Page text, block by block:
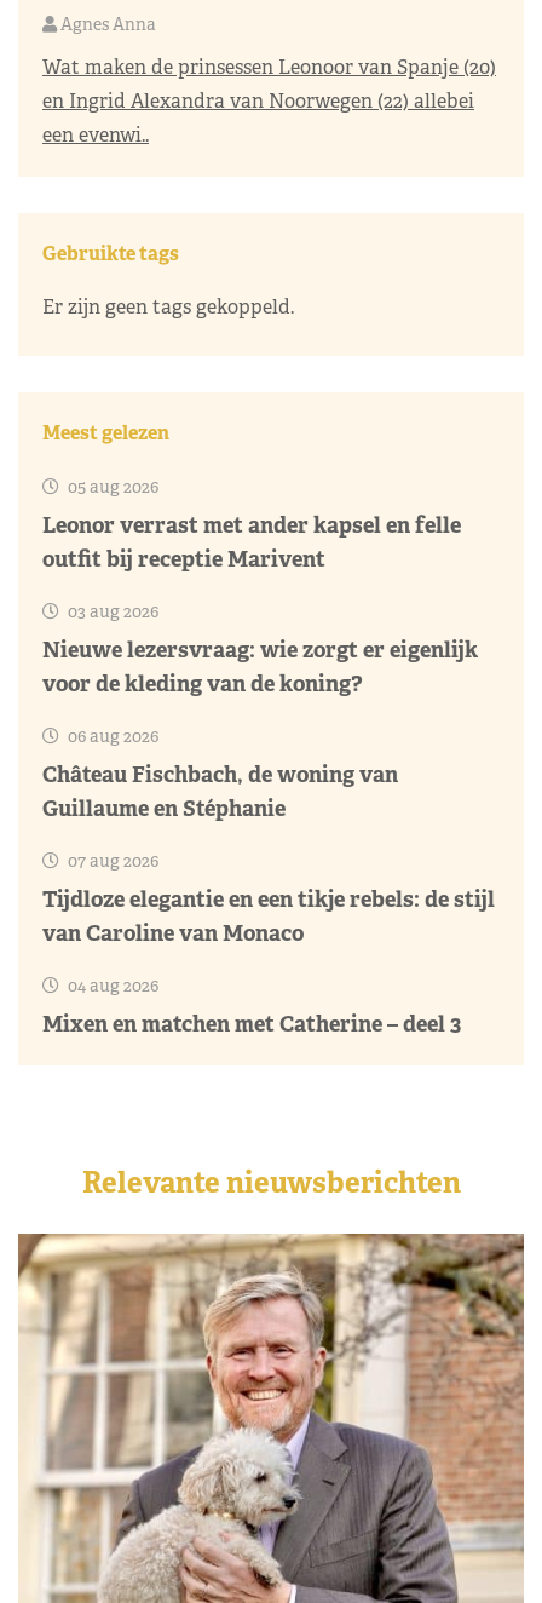
Agnes Anna
Wat maken de prinsessen Leonoor van Spanje (20)
en Ingrid Alexandra van Noorwegen (22) allebei
een evenwi..
Gebruikte tags
Er zijn geen tags gekoppeld.
Meest gelezen
05 aug 2026
Leonor verrast met ander kapsel en felle
outfit bij receptie Marivent
03 aug 2026
Nieuwe lezersvraag: wie zorgt er eigenlijk
voor de kleding van de koning?
06 aug 2026
Château Fischbach, de woning van
Guillaume en Stéphanie
07 aug 2026
Tijdloze elegantie en een tikje rebels: de stijl
van Caroline van Monaco
04 aug 2026
Mixen en matchen met Catherine – deel 3
Relevante nieuwsberichten